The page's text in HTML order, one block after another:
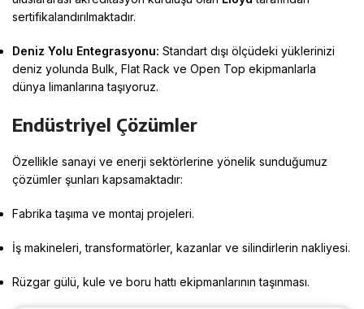
sertifikalandırılmaktadır.
Deniz Yolu Entegrasyonu: Standart dışı ölçüdeki yüklerinizi
deniz yolunda Bulk, Flat Rack ve Open Top ekipmanlarla
dünya limanlarına taşıyoruz.
Endüstriyel Çözümler
Özellikle sanayi ve enerji sektörlerine yönelik sunduğumuz
çözümler şunları kapsamaktadır:
Fabrika taşıma ve montaj projeleri.
İş makineleri, transformatörler, kazanlar ve silindirlerin nakliyesi.
Rüzgar gülü, kule ve boru hattı ekipmanlarının taşınması.